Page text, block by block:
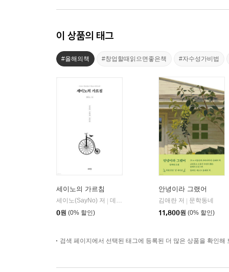
이 상품의 태그
#올해의책 #창업할때읽으면좋은책 #자수성가비법
세이노의 가르침
세이노(SayNo) 저 | 데이원
0원 (0% 할인)
안녕이라 그랬어
김애란 저 | 문학동네
11,800원 (0% 할인)
검색 페이지에서 선택된 태그에 등록된 더 많은 상품을 확인해